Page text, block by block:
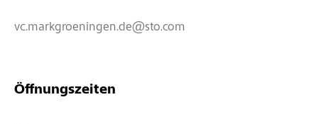
vc.markgroeningen.de@sto.com
Öffnungszeiten